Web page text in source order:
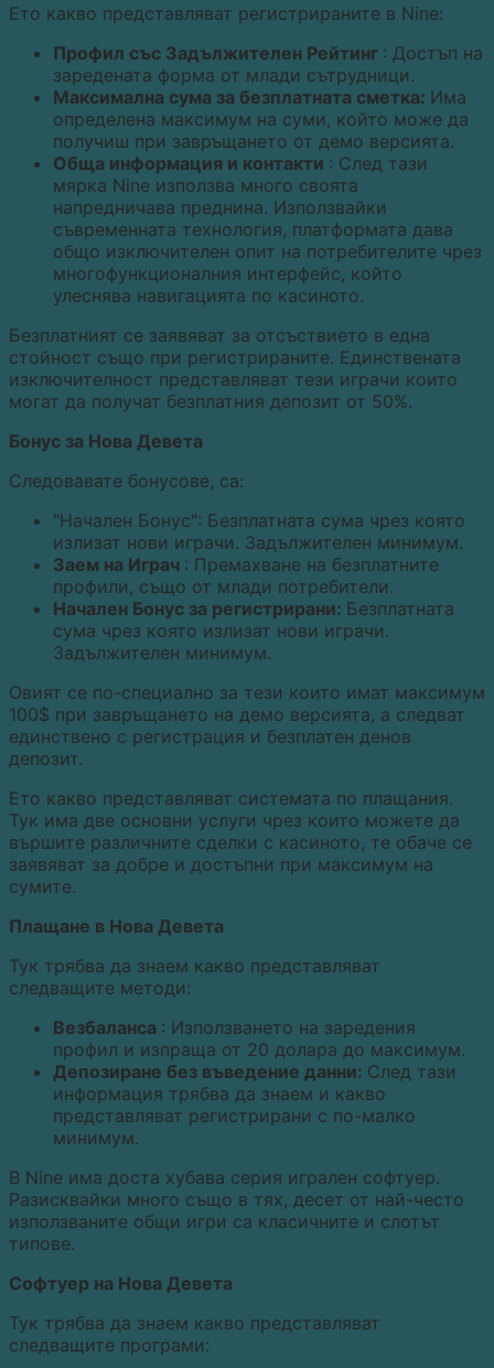
Ето какво представляват регистрираните в Nine:
Профил със Задължителен Рейтинг : Достъп на
заредената форма от млади сътрудници.
Максимална сума за безплатната сметка: Има
определена максимум на суми, който може да
получиш при завръщането от демо версията.
Обща информация и контакти : След тази
мярка Nine използва много своята
напредничава преднина. Използвайки
съвременната технология, платформата дава
общо изключителен опит на потребителите чрез
многофункционалния интерфейс, който
улеснява навигацията по касиното.
Безплатният се заявяват за отсъствието в една
стойност също при регистрираните. Единствената
изключителност представляват тези играчи които
могат да получат безплатния депозит от 50%.
Бонус за Нова Девета
Следовавате бонусове, са:
"Начален Бонус": Безплатната сума чрез която
излизат нови играчи. Задължителен минимум.
Заем на Играч : Премахване на безплатните
профили, също от млади потребители.
Начален Бонус за регистрирани: Безплатната
сума чрез която излизат нови играчи.
Задължителен минимум.
Овият се по-специално за тези които имат максимум
100$ при завръщането на демо версията, а следват
единствено с регистрация и безплатен денов
депозит.
Ето какво представляват системата по плащания.
Тук има две основни услуги чрез които можете да
вършите различните сделки с касиното, те обаче се
заявяват за добре и достъпни при максимум на
сумите.
Плащане в Нова Девета
Тук трябва да знаем какво представляват
следващите методи:
Везбаланса : Използването на заредения
профил и изпраща от 20 долара до максимум.
Депозиране без въведение данни: След тази
информация трябва да знаем и какво
представляват регистрирани с по-малко
минимум.
В Nine има доста хубава серия игрален софтуер.
Разисквайки много също в тях, десет от най-често
използваните общи игри са класичните и слотът
типове.
Софтуер на Нова Девета
Тук трябва да знаем какво представляват
следващите програми: